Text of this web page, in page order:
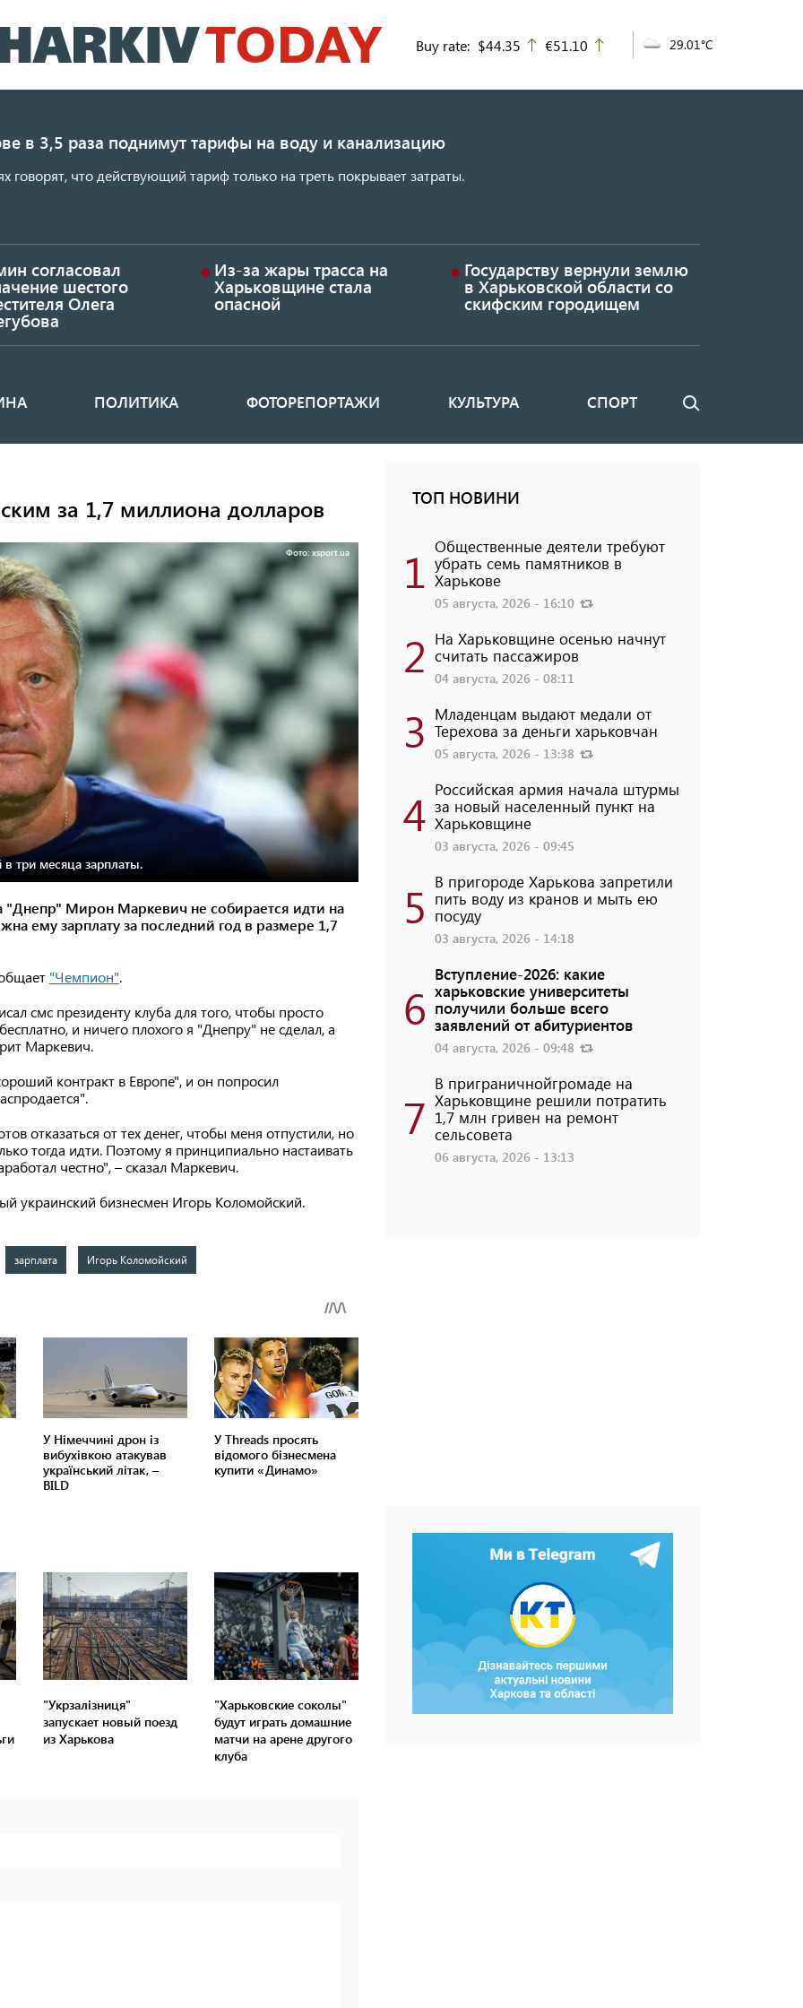
к
основному
Buy rate: $44.35 up
€51.10 29.01°C
в 3,5 раза поднимут тарифы на воду и канализацию
говорят, что действующий тариф только на треть покрывает затраты.
согласовал
шестого
Олега
Из-за жары трасса на
Харьковщине стала
опасной
Государству вернули землю
в Харьковской области со
скифским городищем
ПОЛИТИКА ФОТОРЕПОРТАЖИ КУЛЬТУРА СПОРТ Поиск
за 1,7 миллиона долларов
Фото: xsport.ua
три месяца зарплаты.
"Днепр" Мирон Маркевич не собирается идти на
ему зарплату за последний год в размере 1,7
"Чемпион".
смс президенту клуба для того, чтобы просто
и ничего плохого я "Днепру" не сделал, а
Маркевич.
контракт в Европе", и он попросил
отказаться от тех денег, чтобы меня отпустили, но
тогда идти. Поэтому я принципиально настаивать
честно", – сказал Маркевич.
украинский бизнесмен Игорь Коломойский.
зарплата Игорь Коломойский
"Укрзалізниця"
запускает новый поезд
из Харькова
"Харьковские соколы"
будут играть домашние
матчи на арене другого
клуба
ТОП НОВИНИ
1 Общественные деятели требуют
убрать семь памятников в
Харькове
05 августа, 2026 - 16:10
2 На Харьковщине осенью начнут
считать пассажиров
04 августа, 2026 - 08:11
3 Младенцам выдают медали от
Терехова за деньги харьковчан
05 августа, 2026 - 13:38
4 Российская армия начала штурмы
за новый населенный пункт на
Харьковщине
03 августа, 2026 - 09:45
5 В пригороде Харькова запретили
пить воду из кранов и мыть ею
посуду
03 августа, 2026 - 14:18
6
Вступление-2026: какие
харьковские университеты
получили больше всего
заявлений от абитуриентов
04 августа, 2026 - 09:48
7
В приграничнойгромаде на
Харьковщине решили потратить
1,7 млн ​​гривен на ремонт
сельсовета
06 августа, 2026 - 13:13